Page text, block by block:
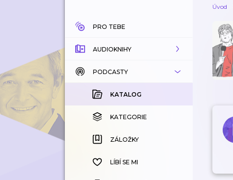
PRO TEBE
AUDIOKNIHY
KATALOG
KOUPENÉ
KATEGORIE
ZÁLOŽKY
HISTORIE
PODCASTY
KATALOG
KATEGORIE
ZÁLOŽKY
LÍBÍ SE MI
Úvod